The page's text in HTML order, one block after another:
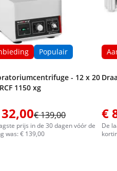
Populair
- 12 x 20
1150 xg
€ 139,00
prijs in de 30 dagen vóór de
was: € 139,00
€
De